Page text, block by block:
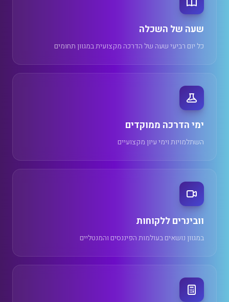
שעה של השכלה
כל יום רביעי שעה של הדרכה מקצועית במגוון תחומים
ימי הדרכה ממוקדים
השתלמויות וימי עיון מקצועיים
וובינרים ללקוחות
במגוון נושאים בעולמות הפיננסים והמנטליים